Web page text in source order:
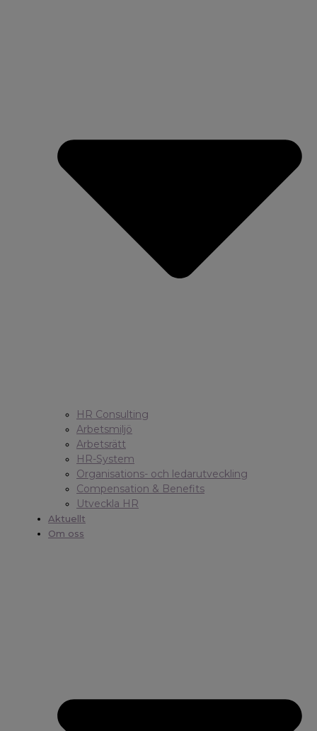
HR Consulting
Arbetsmiljö
Arbetsrätt
HR-System
Organisations- och ledarutveckling
Compensation & Benefits
Utveckla HR
Aktuellt
Om oss